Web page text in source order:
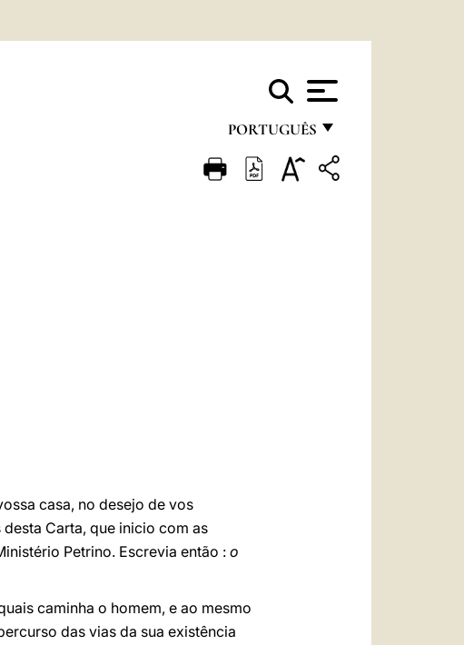
PORTUGUÊS
FRANÇAIS
casa, no desejo de vos
Carta, que inicio com as
Petrino. Escrevia então : o
caminha o homem, e ao mesmo
das vias da sua existência